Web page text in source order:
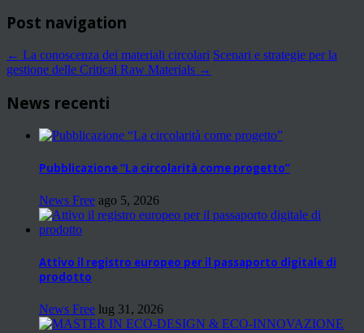
Post navigation
← La conoscenza dei materiali circolari Scenari e strategie per la
gestione delle Critical Raw Materials →
News recenti
Pubblicazione “La circolarità come progetto”
News Free ago 5, 2026
Attivo il registro europeo per il passaporto digitale di
prodotto
News Free lug 31, 2026